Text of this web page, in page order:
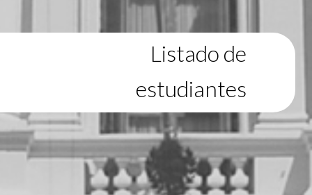
Listado de
estudiantes